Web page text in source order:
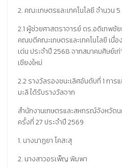
2. คณะเกษตรและเทคโนโลยี จำนวน 5
2.1 ผู้ช่วยศาสตราจารย์ ดร.อดิเทพ
คณบดีคณะเกษตรและเทคโนโลยี เนื่อ
เด่น ประจำปี 2568 จากสมาคมศิษย์เ
เชียงใหม่
2.2 รางวัลรองชนะเลิศอันดับที่ 1 กา
มะลิ ได้รับรางวัลจาก
สำนักงานเกษตรและสหกรณ์จังหวัด
ครั้งที่ 27 ประจำปี 2569
1. นางนาฏยา โคสะสุ
2. นางสาวอรเพ็ญ พิมพา